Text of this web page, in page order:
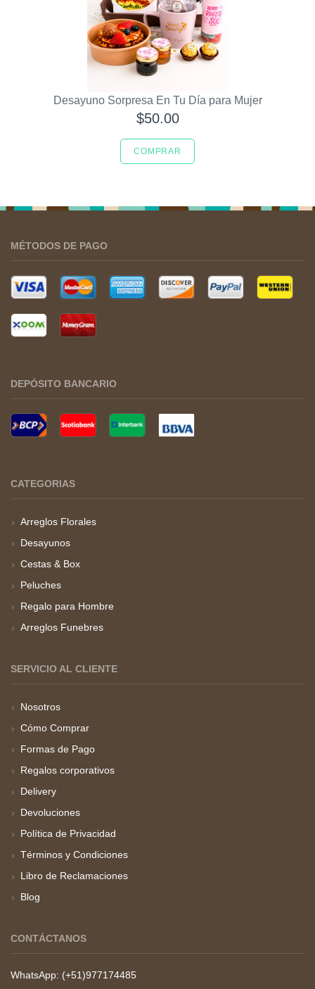
Desayuno Sorpresa En Tu Día para Mujer
$50.00
COMPRAR
MÉTODOS DE PAGO
DEPÓSITO BANCARIO
CATEGORIAS
Arreglos Florales
Desayunos
Cestas & Box
Peluches
Regalo para Hombre
Arreglos Funebres
SERVICIO AL CLIENTE
Nosotros
Cómo Comprar
Formas de Pago
Regalos corporativos
Delivery
Devoluciones
Política de Privacidad
Términos y Condiciones
Libro de Reclamaciones
Blog
CONTÁCTANOS
WhatsApp: (+51)977174485